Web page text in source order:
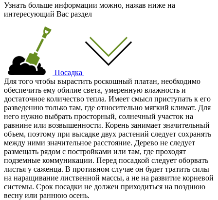
Узнать больше информации можно, нажав ниже на
интересующий Вас раздел
Посадка
Для того чтобы вырастить роскошный платан, необходимо
обеспечить ему обилие света, умеренную влажность и
достаточное количество тепла. Имеет смысл приступать к его
разведению только там, где относительно мягкий климат. Для
него нужно выбрать просторный, солнечный участок на
равнине или возвышенности. Корень занимает значительный
объем, поэтому при высадке двух растений следует сохранять
между ними значительное расстояние. Дерево не следует
размещать рядом с постройками или там, где проходят
подземные коммуникации. Перед посадкой следует оборвать
листья у саженца. В противном случае он будет тратить силы
на наращивание лиственной массы, а не на развитие корневой
системы. Срок посадки не должен приходиться на позднюю
весну или раннюю осень.